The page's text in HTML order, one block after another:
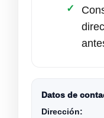
Datos de
Dirección: